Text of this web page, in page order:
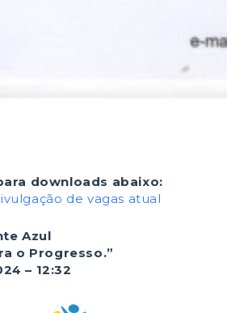
downloads abaixo:
de vagas atual
Azul
o Progresso.”
– 12:32